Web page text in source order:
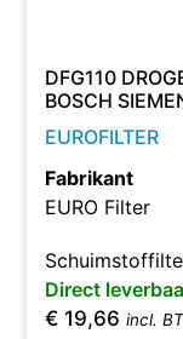
DFG110
BOSCH
EUROFILTER
Fabrikant
EURO Filter
Direct
€ 19,66 incl.